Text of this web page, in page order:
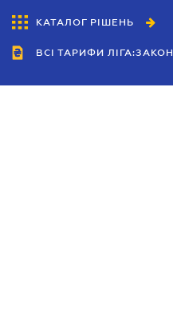
КАТАЛОГ РІШЕНЬ
ВСІ ТАРИФИ ЛІГА:ЗАКОН